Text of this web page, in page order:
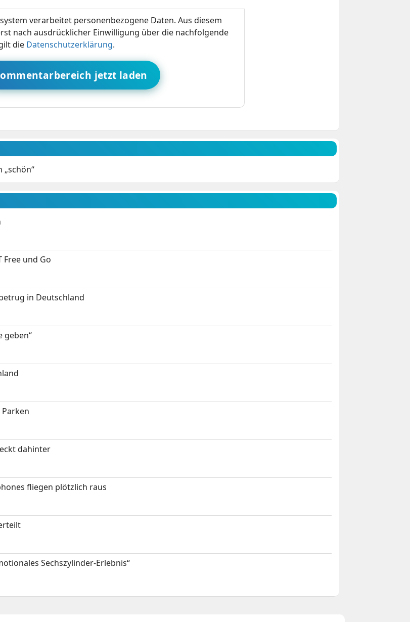
verarbeitet personenbezogene Daten. Aus diesem
nach ausdrücklicher Einwilligung über die nachfolgende
die Datenschutzerklärung.
jetzt laden
„schön“
Free und Go
in Deutschland
geben“
dahinter
fliegen plötzlich raus
Sechszylinder-Erlebnis“